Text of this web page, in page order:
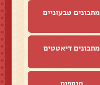
מתכונים טבעוניים
מתכונים דיאטטים